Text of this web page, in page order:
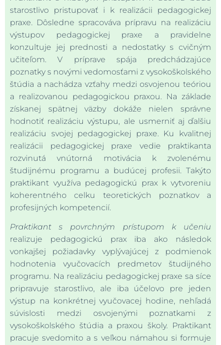
starostlivo pristupovať i k realizácii pedagogickej
praxe. Dôsledne spracováva prípravu na realizáciu
výstupov pedagogickej praxe a pravidelne
konzultuje jej prednosti a nedostatky s cvičným
učiteľom. V príprave spája predchádzajúce
poznatky s novými vedomosťami z vysokoškolského
štúdia a nachádza vzťahy medzi osvojenou teóriou
a realizovanou pedagogickou praxou. Na základe
získanej spätnej väzby dokáže nielen správne
hodnotiť realizáciu výstupu, ale usmerniť aj ďalšiu
realizáciu svojej pedagogickej praxe. Ku kvalitnej
realizácii pedagogickej praxe vedie praktikanta
rozvinutá vnútorná motivácia k zvolenému
študijnému programu a budúcej profesii. Takýto
praktikant využíva pedagogickú prax k vytvoreniu
koherentného celku teoretických poznatkov a
profesijných kompetencií.
Praktikant s povrchným prístupom k učeniu
realizuje pedagogickú prax iba ako následok
vonkajšej požiadavky vyplývajúcej z podmienok
hodnotenia vyučovacích predmetov študijného
programu. Na realizáciu pedagogickej praxe sa síce
pripravuje starostlivo, ale iba účelovo pre jeden
výstup na konkrétnej vyučovacej hodine, nehľadá
súvislosti medzi osvojenými poznatkami z
vysokoškolského štúdia a praxou školy. Praktikant
pracuje svedomito a s veľkou námahou si formuje